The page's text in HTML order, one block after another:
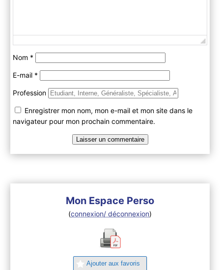
Nom *
E-mail *
Profession
Enregistrer mon nom, mon e-mail et mon site dans le
navigateur pour mon prochain commentaire.
Mon Espace Perso
(connexion/ déconnexion)
Ajouter aux favoris